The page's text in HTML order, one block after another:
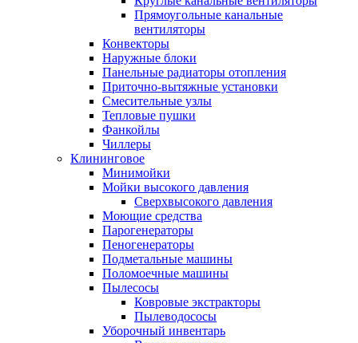
Прямоугольные канальные
вентиляторы
Конвекторы
Наружные блоки
Панельные радиаторы отопления
Приточно-вытяжные установки
Смесительные узлы
Тепловые пушки
Фанкойлы
Чиллеры
Клининговое
Минимойки
Мойки высокого давления
Сверхвысокого давления
Моющие средства
Парогенераторы
Пеногенераторы
Подметальные машины
Поломоечные машины
Пылесосы
Ковровые экстракторы
Пылеводососы
Уборочный инвентарь